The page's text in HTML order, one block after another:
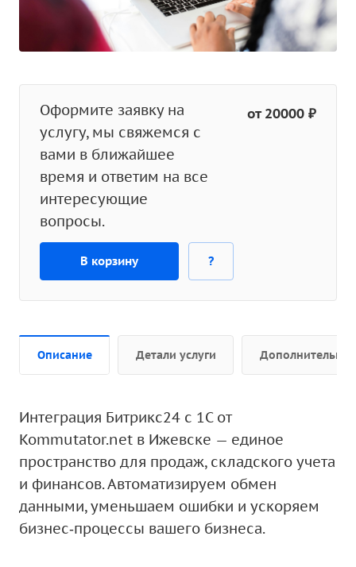
Оформите заявку на
услугу, мы свяжемся с
вами в ближайшее
время и ответим на все
интересующие
вопросы.
от 20000 ₽
В корзину ?
Описание Детали услуги Дополнительно
Интеграция Битрикс24 с 1С от
Kommutator.net в Ижевске — единое
пространство для продаж, складского учета
и финансов. Автоматизируем обмен
данными, уменьшаем ошибки и ускоряем
бизнес‑процессы вашего бизнеса.